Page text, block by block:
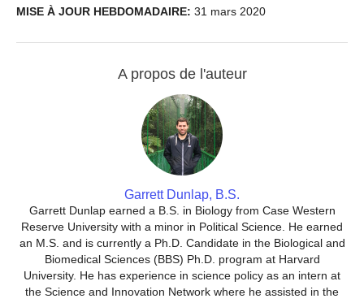
MISE À JOUR HEBDOMADAIRE: 31 mars 2020
A propos de l'auteur
Garrett Dunlap, B.S.
Garrett Dunlap earned a B.S. in Biology from Case Western
Reserve University with a minor in Political Science. He earned
an M.S. and is currently a Ph.D. Candidate in the Biological and
Biomedical Sciences (BBS) Ph.D. program at Harvard
University. He has experience in science policy as an intern at
the Science and Innovation Network where he assisted in the